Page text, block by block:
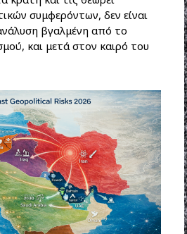
συμφερόντων, δεν είναι
βγαλμένη από το
και μετά στον καιρό του